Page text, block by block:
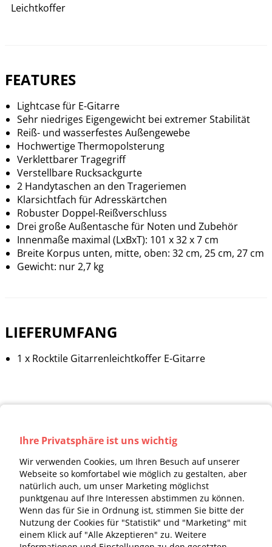
Ihre Privatsphäre ist uns wichtig
Wir verwenden Cookies, um Ihren Besuch auf unserer
Webseite so komfortabel wie möglich zu gestalten, aber
natürlich auch, um unser Marketing möglichst
punktgenau auf Ihre Interessen abstimmen zu können.
Wenn das für Sie in Ordnung ist, stimmen Sie bitte der
Nutzung der Cookies für "Statistik" und "Marketing" mit
einem Klick auf "Alle Akzeptieren" zu. Weitere
Leichtkoffer
FEATURES
Lightcase für E-Gitarre
Sehr niedriges Eigengewicht bei extremer Stabilität
Reiß- und wasserfestes Außengewebe
Hochwertige Thermopolsterung
Verklettbarer Tragegriff
Verstellbare Rucksackgurte
2 Handytaschen an den Trageriemen
Klarsichtfach für Adresskärtchen
Robuster Doppel-Reißverschluss
Drei große Außentasche für Noten und Zubehör
Innenmaße maximal (LxBxT): 101 x 32 x 7 cm
Breite Korpus unten, mitte, oben: 32 cm, 25 cm, 27 cm
Gewicht: nur 2,7 kg
LIEFERUMFANG
1 x Rocktile Gitarrenleichtkoffer E-Gitarre